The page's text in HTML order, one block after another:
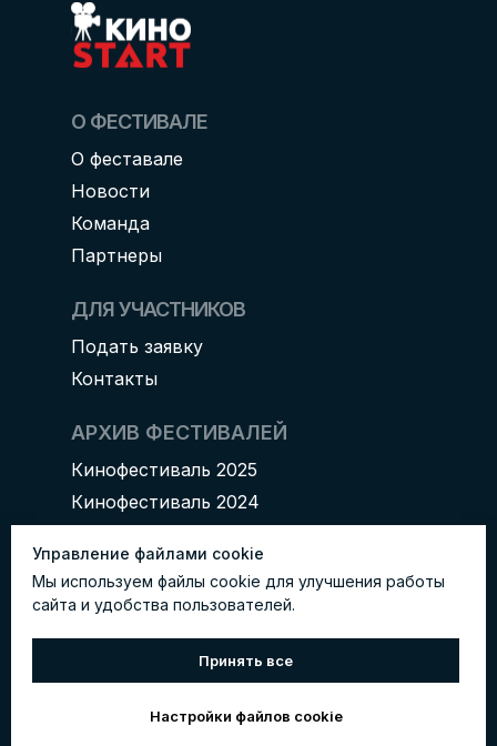
ДЛЯ УЧАСТНИКОВ
Контакты
Подать заявку
О ФЕСТИВАЛЕ
Кинофестиваль 2024
Кинофестиваль 2025
АРХИВ ФЕСТИВАЛЕЙ
Партнеры
Команда
Новости
О феставале
* Instagram (Meta Platforms Inc.)
© 2025 KINOSTART. Все права защищены.
Управление файлами cookie
Мы используем файлы cookie для улучшения работы
сайта и удобства пользователей.
Принять все
Настройки файлов cookie